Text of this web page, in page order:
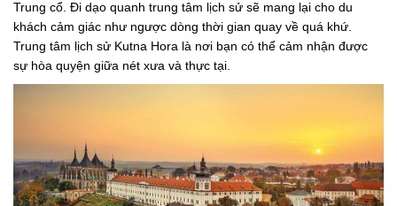
Trung cổ. Đi dạo quanh trung tâm lịch sử sẽ mang lại cho du
khách cảm giác như ngược dòng thời gian quay về quá khứ.
Trung tâm lịch sử Kutna Hora là nơi bạn có thể cảm nhận được
sự hòa quyện giữa nét xưa và thực tại.